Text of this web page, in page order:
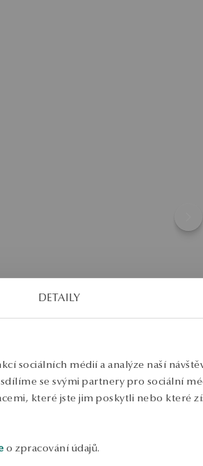
DETAILY
sociálních médií a analýze naší
se svými partnery pro sociální
které jste jim poskytli nebo které
o zpracování údajů.